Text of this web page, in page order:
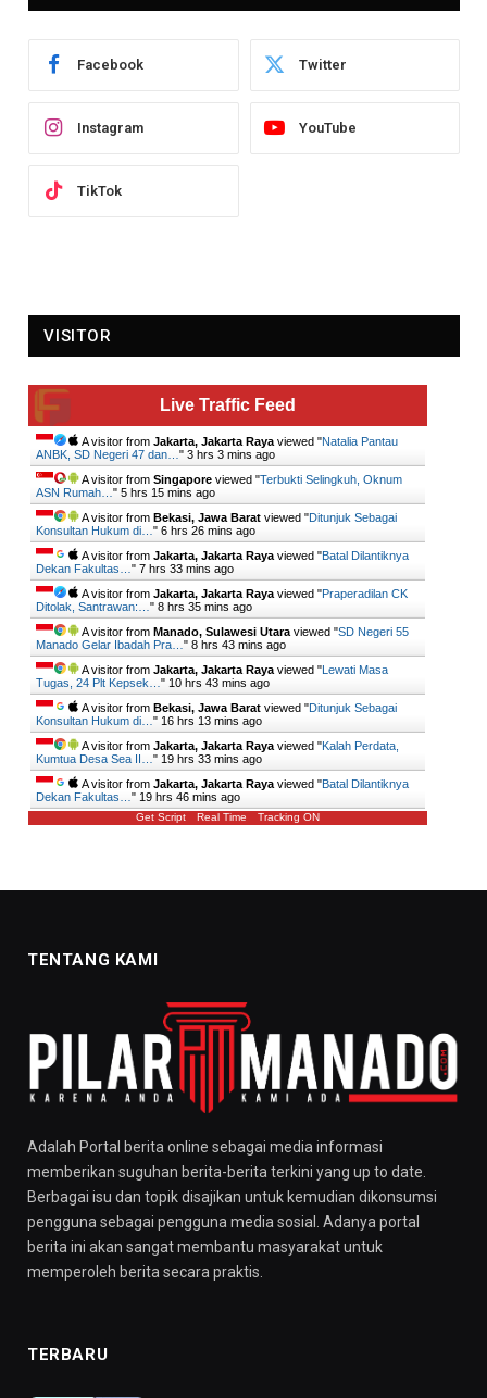
Facebook Twitter
Instagram YouTube
TikTok
VISITOR
Live Traffic Feed
A visitor from Jakarta, Jakarta Raya viewed "Natalia Pantau
ANBK, SD Negeri 47 dan… " 3 hrs 3 mins ago
A visitor from Singapore viewed "Terbukti Selingkuh, Oknum
ASN Rumah… " 5 hrs 15 mins ago
A visitor from Bekasi, Jawa Barat viewed "Ditunjuk Sebagai
Konsultan Hukum di… " 6 hrs 26 mins ago
A visitor from Jakarta, Jakarta Raya viewed "Batal Dilantiknya
Dekan Fakultas… " 7 hrs 33 mins ago
A visitor from Jakarta, Jakarta Raya viewed "Praperadilan CK
Ditolak, Santrawan:… " 8 hrs 35 mins ago
A visitor from Manado, Sulawesi Utara viewed "SD Negeri 55
Manado Gelar Ibadah Pra… " 8 hrs 43 mins ago
A visitor from Jakarta, Jakarta Raya viewed "Lewati Masa
Tugas, 24 Plt Kepsek… " 10 hrs 43 mins ago
A visitor from Bekasi, Jawa Barat viewed "Ditunjuk Sebagai
Konsultan Hukum di… " 16 hrs 13 mins ago
A visitor from Jakarta, Jakarta Raya viewed "Kalah Perdata,
Kumtua Desa Sea II… " 19 hrs 33 mins ago
A visitor from Jakarta, Jakarta Raya viewed "Batal Dilantiknya
Dekan Fakultas… " 19 hrs 46 mins ago
Get Script Real Time Tracking ON
TENTANG KAMI
Adalah Portal berita online sebagai media informasi
memberikan suguhan berita-berita terkini yang up to date.
Berbagai isu dan topik disajikan untuk kemudian dikonsumsi
pengguna sebagai pengguna media sosial. Adanya portal
berita ini akan sangat membantu masyarakat untuk
memperoleh berita secara praktis.
TERBARU